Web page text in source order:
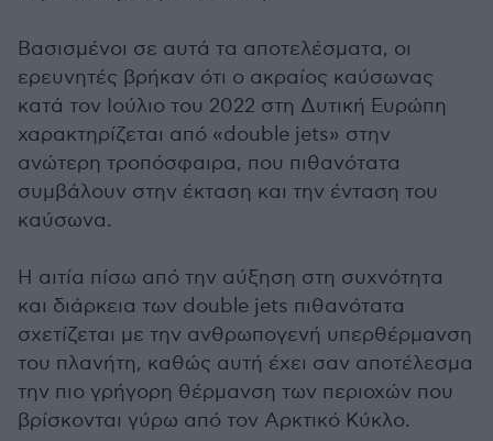
Βασισμένοι σε αυτά τα αποτελέσματα, οι
ερευνητές βρήκαν ότι ο ακραίος καύσωνας
κατά τον Ιούλιο του 2022 στη Δυτική Ευρώπη
χαρακτηρίζεται από «double jets» στην
ανώτερη τροπόσφαιρα, που πιθανότατα
συμβάλουν στην έκταση και την ένταση του
καύσωνα.
Η αιτία πίσω από την αύξηση στη συχνότητα
και διάρκεια των double jets πιθανότατα
σχετίζεται με την ανθρωπογενή υπερθέρμανση
του πλανήτη, καθώς αυτή έχει σαν αποτέλεσμα
την πιο γρήγορη θέρμανση των περιοχών που
βρίσκονται γύρω από τον Αρκτικό Κύκλο.